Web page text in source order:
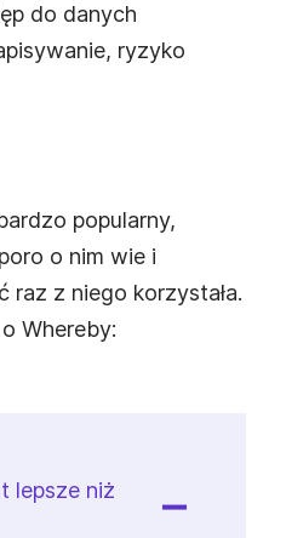
do danych
ryzyko
popularny,
o nim wie i
raz z niego korzystała.
Whereby:
lepsze niż